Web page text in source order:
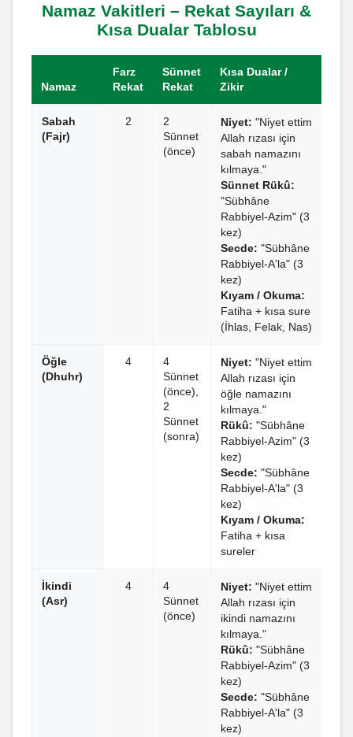
Namaz Vakitleri – Rekat Sayıları &
Kısa Dualar Tablosu
Namaz
Farz
Rekat
Sünnet
Rekat
Kısa Dualar /
Zikir
Sabah
(Fajr)
2
2
Sünnet
(önce)
Niyet: "Niyet ettim
Allah rızası için
sabah namazını
kılmaya."
Sünnet Rükû:
"Sübhâne
Rabbiyel-Azim" (3
kez)
Secde: "Sübhâne
Rabbiyel-A'la" (3
kez)
Kıyam / Okuma:
Fatiha + kısa sure
(İhlas, Felak, Nas)
Öğle
(Dhuhr)
4
4
Sünnet
(önce),
2
Sünnet
(sonra)
Niyet: "Niyet ettim
Allah rızası için
öğle namazını
kılmaya."
Rükû: "Sübhâne
Rabbiyel-Azim" (3
kez)
Secde: "Sübhâne
Rabbiyel-A'la" (3
kez)
Kıyam / Okuma:
Fatiha + kısa
sureler
İkindi
(Asr)
4
4
Sünnet
(önce)
Niyet: "Niyet ettim
Allah rızası için
ikindi namazını
kılmaya."
Rükû: "Sübhâne
Rabbiyel-Azim" (3
kez)
Secde: "Sübhâne
Rabbiyel-A'la" (3
kez)